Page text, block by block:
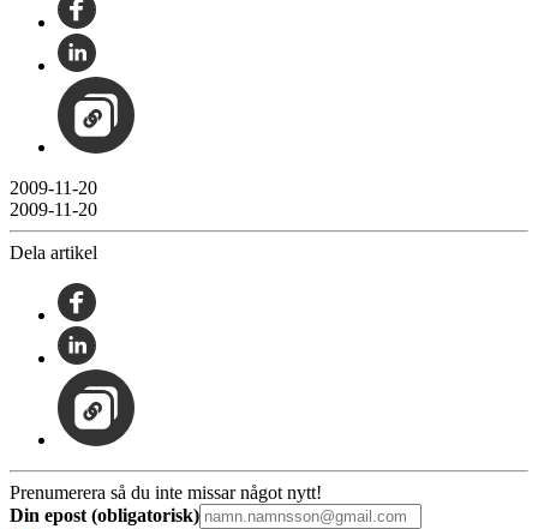
2009-11-20
2009-11-20
Dela artikel
Prenumerera så du inte missar något nytt!
Din epost (obligatorisk)